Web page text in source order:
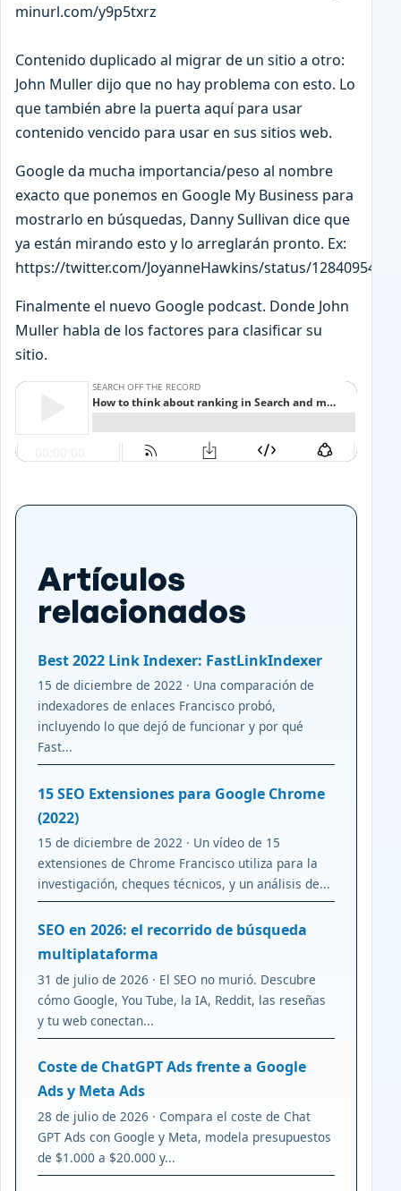
minurl.com/y9p5txrz
Contenido duplicado al migrar de un sitio a otro:
John Muller dijo que no hay problema con esto. Lo
que también abre la puerta aquí para usar
contenido vencido para usar en sus sitios web.
Google da mucha importancia/peso al nombre
exacto que ponemos en Google My Business para
mostrarlo en búsquedas, Danny Sullivan dice que
ya están mirando esto y lo arreglarán pronto. Ex:
https://twitter.com/JoyanneHawkins/status/
Finalmente el nuevo Google podcast. Donde John
Muller habla de los factores para clasificar su
sitio.
Artículos
relacionados
Best 2022 Link Indexer: FastLinkIndexer
15 de diciembre de 2022 · Una comparación de
indexadores de enlaces Francisco probó,
incluyendo lo que dejó de funcionar y por qué
Fast...
15 SEO Extensiones para Google Chrome
(2022)
15 de diciembre de 2022 · Un vídeo de 15
extensiones de Chrome Francisco utiliza para la
investigación, cheques técnicos, y un análisis de...
SEO en 2026: el recorrido de búsqueda
multiplataforma
31 de julio de 2026 · El SEO no murió. Descubre
cómo Google, You Tube, la IA, Reddit, las reseñas
y tu web conectan...
Coste de ChatGPT Ads frente a Google
Ads y Meta Ads
28 de julio de 2026 · Compara el coste de Chat
GPT Ads con Google y Meta, modela presupuestos
de $1.000 a $20.000 y...